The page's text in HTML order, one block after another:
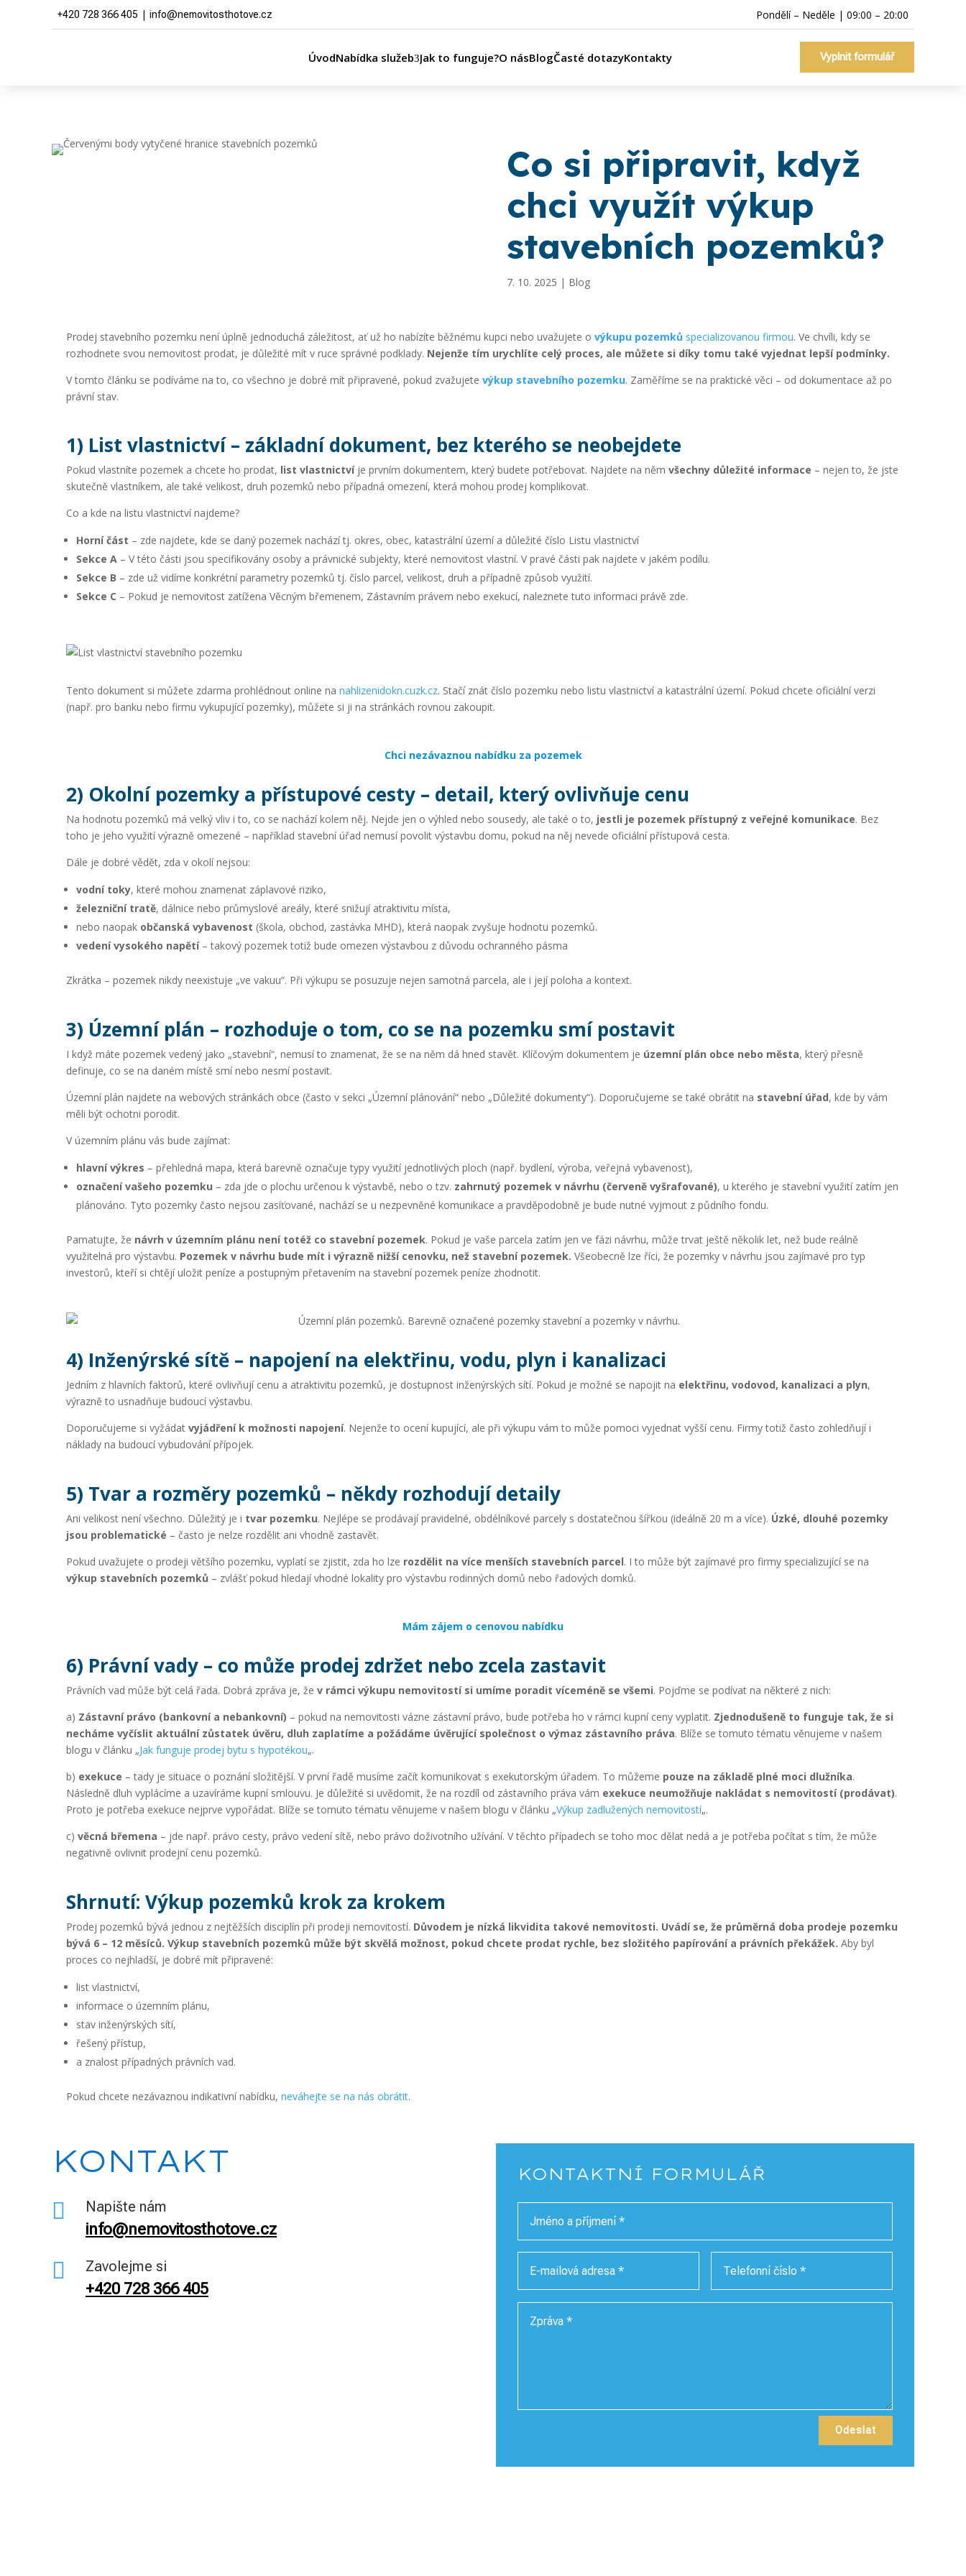
+420 728 366 405 | info@nemovitosthotove.cz Pondělí – Neděle | 09:00 – 20:00
ÚvodNabídka služeb Jak to funguje?O násBlogČasté dotazyKontakty Vyplnit formulář
Co si připravit, když
chci využít výkup
stavebních pozemků?
7. 10. 2025 | Blog
Prodej stavebního pozemku není úplně jednoduchá záležitost, ať už ho nabízíte běžnému kupci nebo uvažujete o výkupu pozemků specializovanou firmou. Ve chvíli, kdy se
rozhodnete svou nemovitost prodat, je důležité mít v ruce správné podklady. Nejenže tím urychlíte celý proces, ale můžete si díky tomu také vyjednat lepší podmínky.
V tomto článku se podíváme na to, co všechno je dobré mít připravené, pokud zvažujete výkup stavebního pozemku. Zaměříme se na praktické věci – od dokumentace až po
právní stav.
1) List vlastnictví – základní dokument, bez kterého se neobejdete
Pokud vlastníte pozemek a chcete ho prodat, list vlastnictvíje prvním dokumentem, který budete potřebovat. Najdete na něm všechny důležité informace – nejen to, že jste
skutečně vlastníkem, ale také velikost, druh pozemků nebo případná omezení, která mohou prodej komplikovat.
Co a kde na listu vlastnictví najdeme?
Horní část – zde najdete, kde se daný pozemek nachází tj. okres, obec, katastrální území a důležité číslo Listu vlastnictví
Sekce A – V této části jsou specifikovány osoby a právnické subjekty, které nemovitost vlastní. V pravé části pak najdete v jakém podílu.
Sekce B – zde už vidíme konkrétní parametry pozemků tj. číslo parcel, velikost, druh a případně způsob využití.
Sekce C – Pokud je nemovitost zatížena Věcným břemenem, Zástavním právem nebo exekucí, naleznete tuto informaci právě zde.
Tento dokument si můžete zdarma prohlédnout online na nahlizenidokn.cuzk.cz. Stačí znát číslo pozemku nebo listu vlastnictví a katastrální území. Pokud chcete oficiální verzi
(např. pro banku nebo firmu vykupující pozemky), můžete si ji na stránkách rovnou zakoupit.
Chci nezávaznou nabídku za pozemek
2) Okolní pozemky a přístupové cesty – detail, který ovlivňuje cenu
Na hodnotu pozemků má velký vliv i to, co se nachází kolem něj. Nejde jen o výhled nebo sousedy, ale také o to, jestli je pozemek přístupný z veřejné komunikace. Bez
toho je jeho využití výrazně omezené – například stavební úřad nemusí povolit výstavbu domu, pokud na něj nevede oficiální přístupová cesta.
Dále je dobré vědět, zda v okolí nejsou:
vodní toky, které mohou znamenat záplavové riziko,
železniční tratě, dálnice nebo průmyslové areály, které snižují atraktivitu místa,
nebo naopak občanská vybavenost (škola, obchod, zastávka MHD), která naopak zvyšuje hodnotu pozemků.
vedení vysokého napětí– takový pozemek totiž bude omezen výstavbou z důvodu ochranného pásma
Zkrátka – pozemek nikdy neexistuje „ve vakuu“. Při výkupu se posuzuje nejen samotná parcela, ale i její poloha a kontext.
3) Územní plán – rozhoduje o tom, co se na pozemku smí postavit
I když máte pozemek vedený jako „stavební“, nemusí to znamenat, že se na něm dá hned stavět. Klíčovým dokumentem je územní plán obce nebo města, který přesně
definuje, co se na daném místě smí nebo nesmí postavit.
Územní plán najdete na webových stránkách obce (často v sekci „Územní plánování“ nebo „Důležité dokumenty“). Doporučujeme se také obrátit na stavební úřad, kde by vám
měli být ochotni porodit.
V územním plánu vás bude zajímat:
hlavní výkres – přehledná mapa, která barevně označuje typy využití jednotlivých ploch (např. bydlení, výroba, veřejná vybavenost),
označení vašeho pozemku – zda jde o plochu určenou k výstavbě, nebo o tzv. zahrnutý pozemek v návrhu (červeně vyšrafované), u kterého je stavební využití zatím jen
plánováno. Tyto pozemky často nejsou zasíťované, nachází se u nezpevněné komunikace a pravděpodobně je bude nutné vyjmout z půdního fondu.
Pamatujte, že návrh v územním plánu není totéž co stavební pozemek. Pokud je vaše parcela zatím jen ve fázi návrhu, může trvat ještě několik let, než bude reálně
využitelná pro výstavbu. Pozemek v návrhu bude mít i výrazně nižší cenovku, než stavební pozemek. Všeobecně lze říci, že pozemky v návrhu jsou zajímavé pro typ
investorů, kteří si chtějí uložit peníze a postupným přetavením na stavební pozemek peníze zhodnotit.
4) Inženýrské sítě – napojení na elektřinu, vodu, plyn i kanalizaci
Jedním z hlavních faktorů, které ovlivňují cenu a atraktivitu pozemků, je dostupnost inženýrských sítí. Pokud je možné se napojit na elektřinu, vodovod, kanalizaci a plyn,
výrazně to usnadňuje budoucí výstavbu.
Doporučujeme si vyžádat vyjádření k možnosti napojení. Nejenže to ocení kupující, ale při výkupu vám to může pomoci vyjednat vyšší cenu. Firmy totiž často zohledňují i
náklady na budoucí vybudování přípojek.
5) Tvar a rozměry pozemků – někdy rozhodují detaily
Ani velikost není všechno. Důležitý je i tvar pozemku. Nejlépe se prodávají pravidelné, obdélníkové parcely s dostatečnou šířkou (ideálně 20 m a více). Úzké, dlouhé pozemky
jsou problematické – často je nelze rozdělit ani vhodně zastavět.
Pokud uvažujete o prodeji většího pozemku, vyplatí se zjistit, zda ho lze rozdělit na více menších stavebních parcel. I to může být zajímavé pro firmy specializující se na
výkup stavebních pozemků – zvlášť pokud hledají vhodné lokality pro výstavbu rodinných domů nebo řadových domků.
Mám zájem o cenovou nabídku
6) Právní vady – co může prodej zdržet nebo zcela zastavit
Právních vad může být celá řada. Dobrá zpráva je, že v rámci výkupu nemovitostí si umíme poradit víceméně se všemi. Pojďme se podívat na některé z nich:
a) Zástavní právo (bankovní a nebankovní) – pokud na nemovitosti vázne zástavní právo, bude potřeba ho v rámci kupní ceny vyplatit. Zjednodušeně to funguje tak, že si
necháme vyčíslit aktuální zůstatek úvěru, dluh zaplatíme a požádáme úvěrující společnost o výmaz zástavního práva. Blíže se tomuto tématu věnujeme v našem
blogu v článku „Jak funguje prodej bytu s hypotékou„.
b) exekuce – tady je situace o poznání složitější. V první řadě musíme začít komunikovat s exekutorským úřadem. To můžeme pouze na základě plné moci dlužníka.
Následně dluh vyplácíme a uzavíráme kupní smlouvu. Je důležité si uvědomit, že na rozdíl od zástavního práva vám exekuce neumožňuje nakládat s nemovitostí (prodávat).
Proto je potřeba exekuce nejprve vypořádat. Blíže se tomuto tématu věnujeme v našem blogu v článku „Výkup zadlužených nemovitostí„.
c) věcná břemena – jde např. právo cesty, právo vedení sítě, nebo právo doživotního užívání. V těchto případech se toho moc dělat nedá a je potřeba počítat s tím, že může
negativně ovlivnit prodejní cenu pozemků.
Shrnutí: Výkup pozemků krok za krokem
Prodej pozemků bývá jednou z nejtěžších disciplín při prodeji nemovitostí. Důvodem je nízká likvidita takové nemovitosti. Uvádí se, že průměrná doba prodeje pozemku
bývá 6 – 12 měsíců. Výkup stavebních pozemků může být skvělá možnost, pokud chcete prodat rychle, bez složitého papírování a právních překážek. Aby byl
proces co nejhladší, je dobré mít připravené:
list vlastnictví,
informace o územním plánu,
stav inženýrských sítí,
řešený přístup,
a znalost případných právních vad.
Pokud chcete nezávaznou indikativní nabídku, neváhejte se na nás obrátit.
KONTAKT
 Napište nám
info@nemovitosthotove.cz
 Zavolejme si
+420 728 366 405
KONTAKTNÍ FORMULÁŘ
Odeslat